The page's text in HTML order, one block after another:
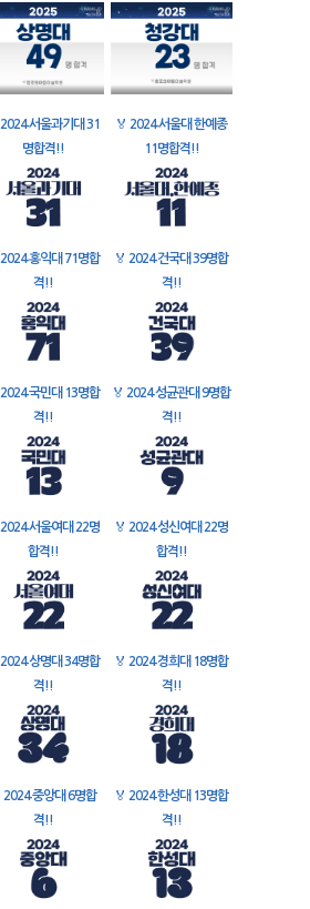
2024 서울과기대 31
명합격!!
🏅 2024 서울대 한예종
11명합격!!
2024 홍익대 71명합
격!!
🏅 2024 건국대 39명합
격!!
2024 국민대 13명합
격!!
🏅 2024 성균관대 9명합
격!!
2024 서울여대 22명
합격!!
🏅 2024 성신여대 22명
합격!!
2024 상명대 34명합
격!!
🏅 2024 경희대 18명합
격!!
2024 중앙대 6명합
격!!
🏅 2024 한성대 13명합
격!!